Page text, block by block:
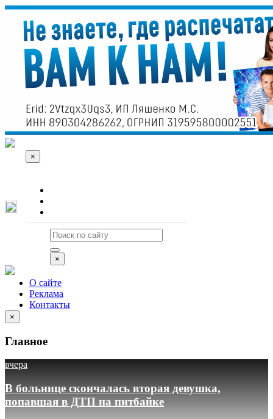
×
×
О сайте
Реклама
Контакты
×
Главное
вчера
В больнице скончалась вторая девушка,
попавшая в ДТП на питбайке